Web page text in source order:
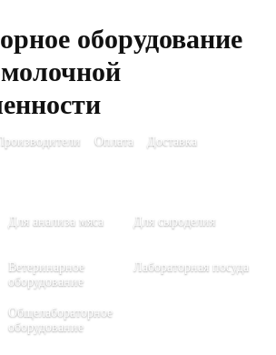
Оплата
Доставка
Для анализа мяса Для сыроделия
Ветеринарное
оборудование
Лабораторная посуда
Общелабораторное
оборудование